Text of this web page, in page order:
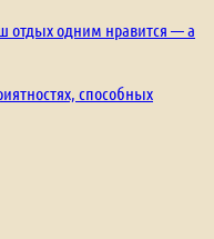
отдых одним нравится — а
способных